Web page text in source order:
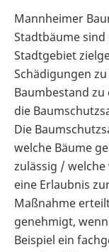
Mannheimer
Stadtbäume sind
Stadtgebiet
Schädigungen
Baumbestand
die
Die
welche Bäume
zulässig /
eine Erlaubnis
Maßnahme
genehmigt,
Beispiel ein